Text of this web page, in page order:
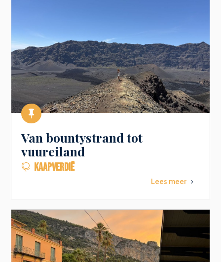

Van bountystrand tot
vuureiland
 KAAPVERDIË
Lees meer 5